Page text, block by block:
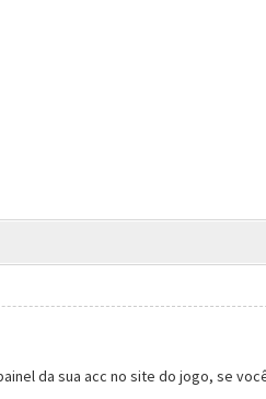
da sua acc no site do jogo, se